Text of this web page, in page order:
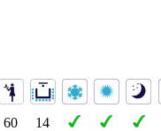
60 14